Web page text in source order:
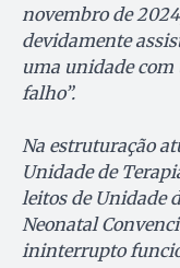
novembro de
devidamente
uma unidade
falho”.
Na estruturação
Unidade de
leitos de Unidade
Neonatal
ininterrupto